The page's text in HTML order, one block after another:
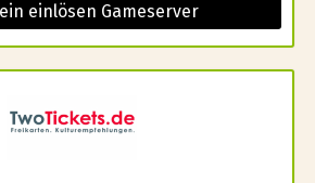
einlösen Gameserver